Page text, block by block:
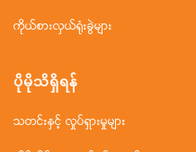
ကိုယ်စားလှယ်ရုံးခွဲများ
ပိုမိုသိရှိရန်
သတင်းနှင့် လှုပ်ရှားမှုများ